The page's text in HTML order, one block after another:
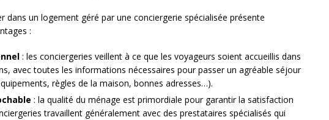
dans un logement géré par une conciergerie spécialisée présente
:
: les conciergeries veillent à ce que les voyageurs soient accueillis dans
avec toutes les informations nécessaires pour passer un agréable séjour
règles de la maison, bonnes adresses…).
: la qualité du ménage est primordiale pour garantir la satisfaction
travaillent généralement avec des prestataires spécialisés qui